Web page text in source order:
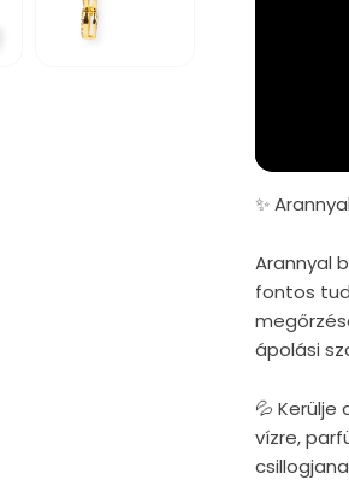
✨
Arannyal
fontos
ápolási
💦
vízre,